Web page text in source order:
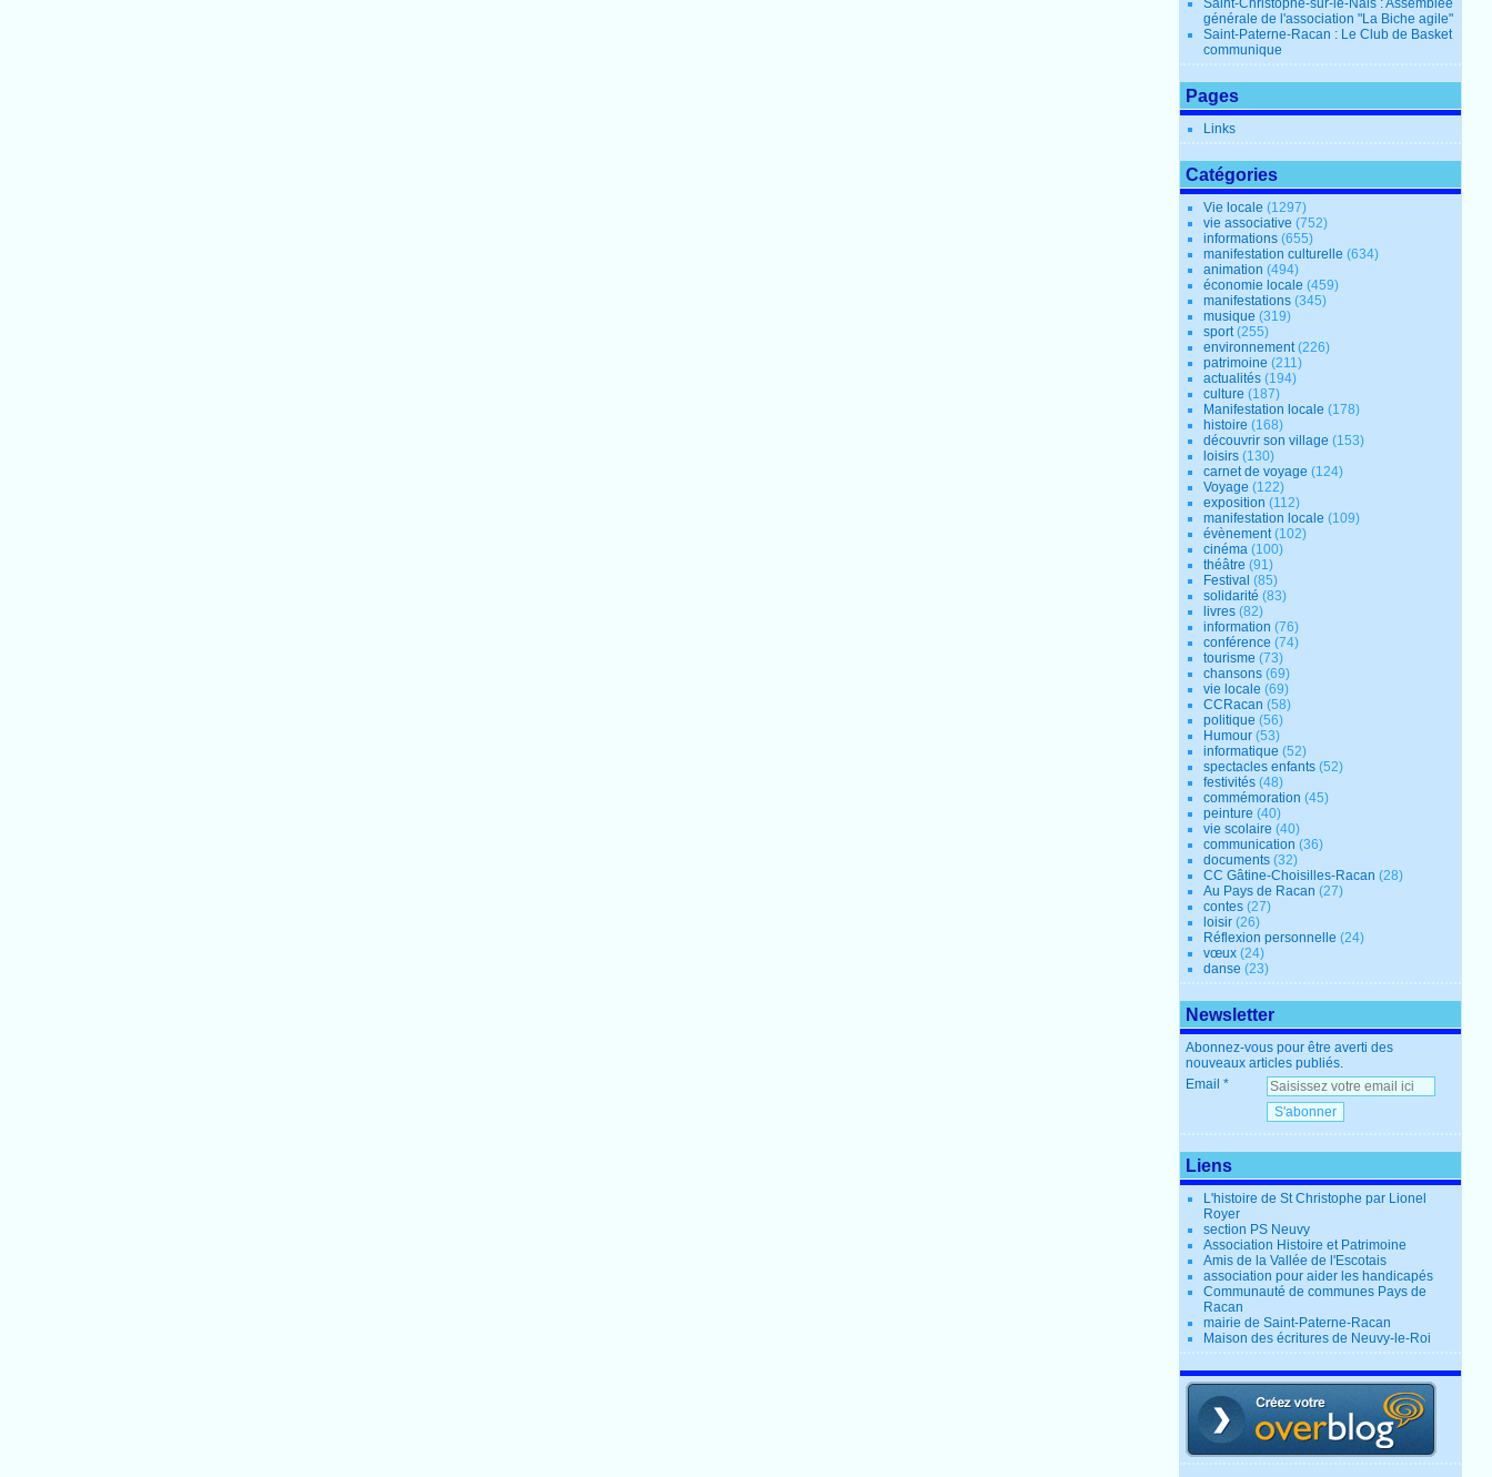
Saint-Christophe-sur-le-Nais : Assemblée
générale de l'association "La Biche agile"
Saint-Paterne-Racan : Le Club de Basket
communique
Pages
Links
Catégories
Vie locale (1297)
vie associative (752)
informations (655)
manifestation culturelle (634)
animation (494)
économie locale (459)
manifestations (345)
musique (319)
sport(255)
environnement(226)
patrimoine (211)
actualités (194)
culture (187)
Manifestation locale (178)
histoire (168)
découvrir son village (153)
loisirs (130)
carnet de voyage (124)
Voyage (122)
exposition (112)
manifestation locale (109)
évènement(102)
cinéma (100)
théâtre (91)
Festival (85)
solidarité (83)
livres (82)
information (76)
conférence (74)
tourisme (73)
chansons (69)
vie locale (69)
CCRacan (58)
politique (56)
Humour (53)
informatique (52)
spectacles enfants (52)
festivités (48)
commémoration (45)
peinture (40)
vie scolaire (40)
communication (36)
documents (32)
CC Gâtine-Choisilles-Racan (28)
Au Pays de Racan (27)
contes (27)
loisir (26)
Réflexion personnelle (24)
vœux (24)
danse (23)
Newsletter
Abonnez-vous pour être averti des
nouveaux articles publiés.
Email
Liens
L'histoire de St Christophe par Lionel
Royer
section PS Neuvy
Association Histoire et Patrimoine
Amis de la Vallée de l'Escotais
association pour aider les handicapés
Communauté de communes Pays de
Racan
mairie de Saint-Paterne-Racan
Maison des écritures de Neuvy-le-Roi